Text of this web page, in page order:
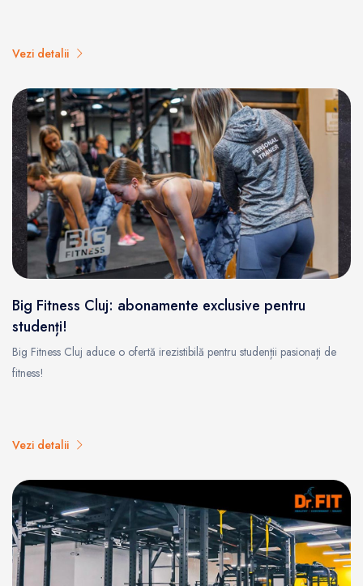
Vezi detalii
Big Fitness Cluj: abonamente exclusive pentru
studenți!
Big Fitness Cluj aduce o ofertă irezistibilă pentru studenții pasionați de
fitness!
Vezi detalii